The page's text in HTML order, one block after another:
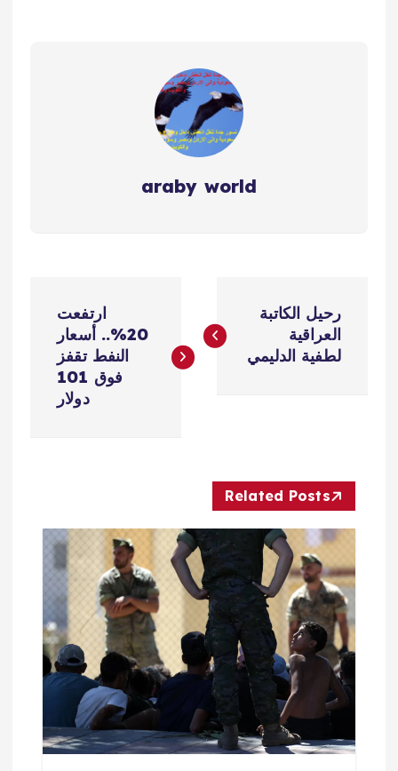
araby world
ص
م
ق
رحيل الكاتبة
العراقية
لطفية الدليمي
ارتفعت
20%.. أسعار
النفط تقفز
فوق 101
دولار
Related Posts